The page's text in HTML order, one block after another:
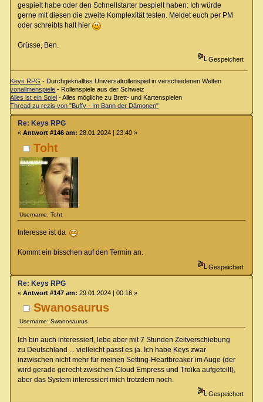
gespielt habe oder den Schnellstarter bespielt haben: Ich würde
gerne mit diesen die zweite Komplexität testen. Meldet euch per PM
oder schreibts halt hier
Grüsse, Ben.
Gespeichert
Keys RPG - Durchgeknalltes Universalrollenspiel in verschiedenen Welten
vonallmenspiele - Rollenspiele aus der Schweiz
Alles ist ein Spiel - Alles mögliche zu Brett- und Kartenspielen
Thread zu rezis von "Buffy - Im Bann der Dämonen"
Toht
Username: Toht
Re: Keys RPG
« Antwort #146 am: 28.01.2024 | 23:40 »
Interesse ist da
Kommt ein bisschen auf den Termin an.
Gespeichert
Swanosaurus
Username: Swanosaurus
Re: Keys RPG
« Antwort #147 am: 29.01.2024 | 00:16 »
Ich bin auch interessiert, lebe aber mit 7 Stunden Zeitverschiebung
zu Deutschland ... vielleicht passt es ja. Ich habe Keys zwar
inzwischen nicht mehr für meinen Setting-Heartbreaker im Auge (der
wird gerade gerecht zwischen Cloud Empress und Troika aufgeteilt),
aber das System interessiert mich trotzdem noch.
Gespeichert